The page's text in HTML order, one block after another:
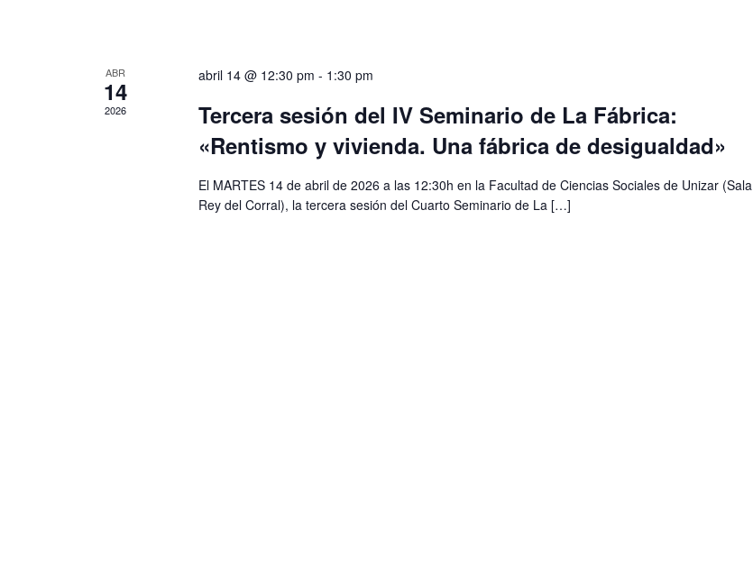
ABR
14
2026
abril 14 @ 12:30 pm - 1:30 pm
Tercera sesión del IV Seminario de La Fábrica:
«Rentismo y vivienda. Una fábrica de desigualdad»
El MARTES 14 de abril de 2026 a las 12:30h en la Facultad de Ciencias Sociales de Unizar (Sala
Rey del Corral), la tercera sesión del Cuarto Seminario de La […]